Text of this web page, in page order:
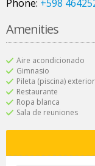
Phone: +598
Amenities
Aire acondicionado
Gimnasio
Pileta (piscina) exterior
Restaurante
Ropa blanca
Sala de reuniones